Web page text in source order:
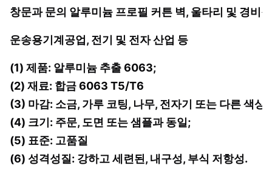
창문과 문의 알루미늄 프로필 커튼 벽, 울타리 및 경비
운송용기계공업, 전기 및 전자 산업 등
(1) 제품: 알루미늄 추출 6063;
(2) 재료: 합금 6063 T5/T6
(3) 마감: 소금, 가루 코팅, 나무, 전자기 또는 다른 색상;
(4) 크기: 주문, 도면 또는 샘플과 동일;
(5) 표준: 고품질
(6) 성격성질: 강하고 세련된, 내구성, 부식 저항성.